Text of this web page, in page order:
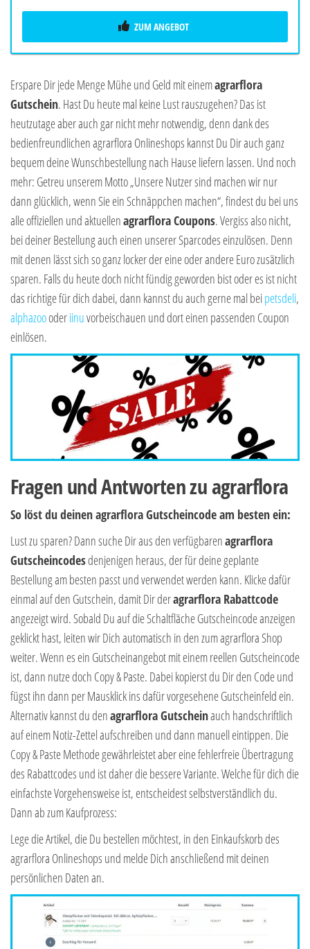
ZUM ANGEBOT
Erspare Dir jede Menge Mühe und Geld mit einemagrarflora
Gutschein. Hast Du heute mal keine Lust rauszugehen? Das ist
heutzutage aber auch gar nicht mehr notwendig, denn dank des
bedienfreundlichen agrarflora Onlineshops kannst Du Dir auch ganz
bequem deine Wunschbestellung nach Hause liefern lassen. Und noch
mehr: Getreu unserem Motto „Unsere Nutzer sind machen wir nur
dann glücklich, wenn Sie ein Schnäppchen machen“, findest du bei uns
alle offiziellen und aktuellenagrarflora Coupons. Vergiss also nicht,
bei deiner Bestellung auch einen unserer Sparcodes einzulösen. Denn
mit denen lässt sich so ganz locker der eine oder andere Euro zusätzlich
sparen. Falls du heute doch nicht fündig geworden bist oder es ist nicht
das richtige für dich dabei, dann kannst du auch gerne mal beipetsdeli,
alphazoooderiinuvorbeischauen und dort einen passenden Coupon
einlösen.
Fragen und Antworten zu agrarflora
So löst du deinen agrarflora Gutscheincode am besten ein:
Lust zu sparen? Dann suche Dir aus den verfügbarenagrarflora
Gutscheincodesdenjenigen heraus, der für deine geplante
Bestellung am besten passt und verwendet werden kann. Klicke dafür
einmal auf den Gutschein, damit Dir deragrarflora Rabattcode
angezeigt wird. Sobald Du auf die Schaltfläche Gutscheincode anzeigen
geklickt hast, leiten wir Dich automatisch in den zum agrarflora Shop
weiter. Wenn es ein Gutscheinangebot mit einem reellen Gutscheincode
ist, dann nutze doch Copy & Paste. Dabei kopierst du Dir den Code und
fügst ihn dann per Mausklick ins dafür vorgesehene Gutscheinfeld ein.
Alternativ kannst du denagrarflora Gutscheinauch handschriftlich
auf einem Notiz-Zettel aufschreiben und dann manuell eintippen. Die
Copy & Paste Methode gewährleistet aber eine fehlerfreie Übertragung
des Rabattcodes und ist daher die bessere Variante. Welche für dich die
einfachste Vorgehensweise ist, entscheidest selbstverständlich du.
Dann ab zum Kaufprozess:
Lege die Artikel, die Du bestellen möchtest, in den Einkaufskorb des
agrarflora Onlineshops und melde Dich anschließend mit deinen
persönlichen Daten an.